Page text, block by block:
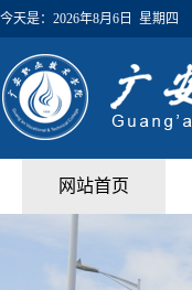
今天是： 2026年8月6日 星期四
网站首页